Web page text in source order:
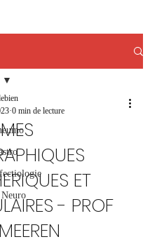
ET
- PROF
0 min de lecture